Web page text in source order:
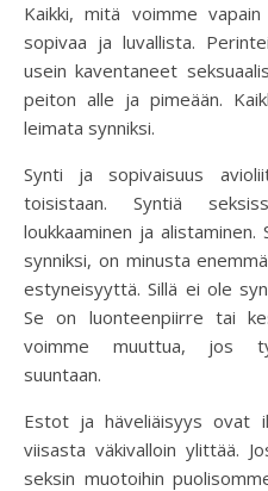
Kaikki, mitä voimme
sopivaa ja luvallista.
usein kaventaneet
peiton alle ja pimeään.
leimata synniksi.
Synti ja sopivaisuus
toisistaan. Syntiä
loukkaaminen ja
synniksi, on minusta
estyneisyyttä. Sillä ei ole
Se on luonteenpiirre tai
voimme muuttua, jos
suuntaan.
Estot ja häveliäisyys ovat
viisasta väkivalloin ylittää.
seksin muotoihin